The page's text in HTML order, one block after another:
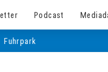
Podcast
Fuhrpark